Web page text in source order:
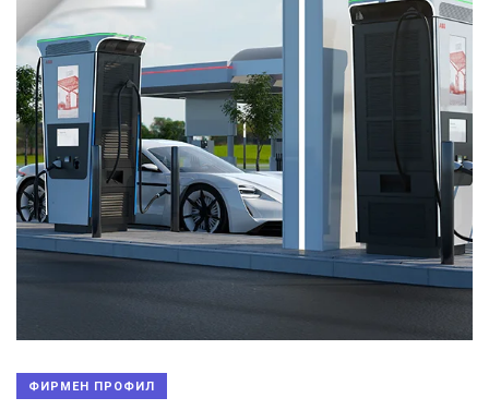
ФИРМЕН ПРОФИЛ